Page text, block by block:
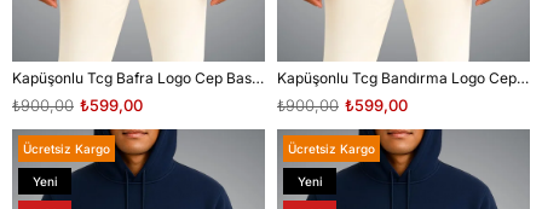
Kapüşonlu Tcg Bafra Logo Cep Baskılı Unisex Sweatshirt
₺599,00
₺900,00
Kapüşonlu Tcg Bandırma Logo Cep Baskılı Unisex Sweatshirt
₺599,00
₺900,00
Ücretsiz Kargo
Yeni
Ücretsiz Kargo
Yeni